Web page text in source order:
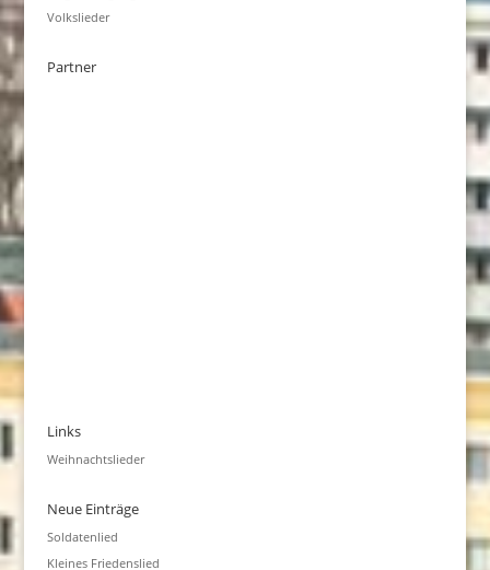
Volkslieder
Partner
Links
Weihnachtslieder
Neue Einträge
Soldatenlied
Kleines Friedenslied